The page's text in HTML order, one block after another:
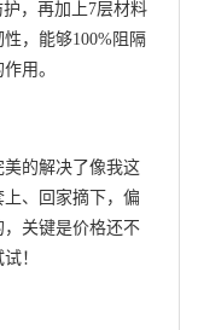
，再加上7层材料
，能够100%阻隔
用。
的解决了像我这
、回家摘下，偏
关键是价格还不
！